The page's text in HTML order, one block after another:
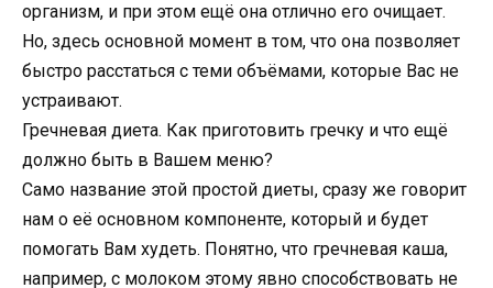
организм, и при этом ещё она отлично его очищает.
Но, здесь основной момент в том, что она позволяет
быстро расстаться с теми объёмами, которые Вас не
устраивают.
Гречневая диета. Как приготовить гречку и что ещё
должно быть в Вашем меню?
Само название этой простой диеты, сразу же говорит
нам о её основном компоненте, который и будет
помогать Вам худеть. Понятно, что гречневая каша,
например, с молоком этому явно способствовать не